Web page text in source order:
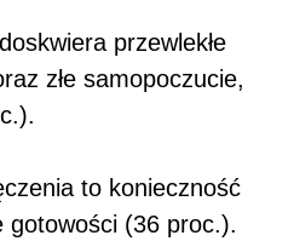
przewlekłe
złe samopoczucie,
to konieczność
gotowości (36 proc.).